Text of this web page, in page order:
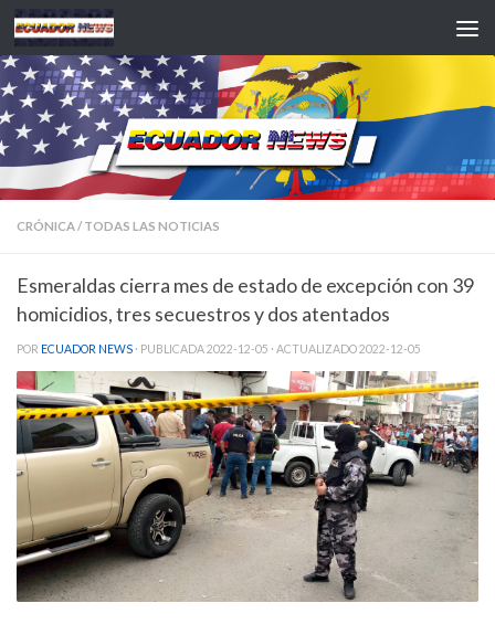
Saltar al contenido
CRÓNICA/ TODAS LAS NOTICIAS
Esmeraldas cierra mes de estado de excepción con 39
homicidios, tres secuestros y dos atentados
POR ECUADOR NEWS · PUBLICADA2022-12-05 · ACTUALIZADO2022-12-05